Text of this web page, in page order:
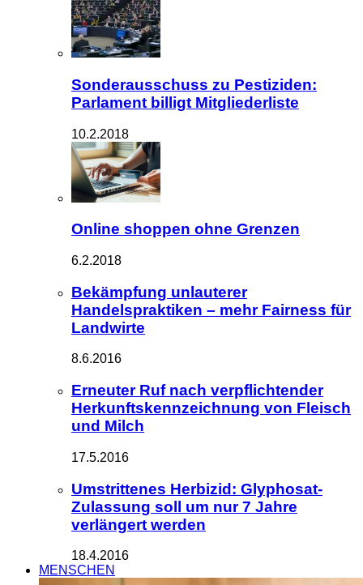
Sonderausschuss zu Pestiziden:
Parlament billigt Mitgliederliste
10.2.2018
Online shoppen ohne Grenzen
6.2.2018
Bekämpfung unlauterer
Handelspraktiken – mehr Fairness für
Landwirte
8.6.2016
Erneuter Ruf nach verpflichtender
Herkunftskennzeichnung von Fleisch
und Milch
17.5.2016
Umstrittenes Herbizid: Glyphosat-
Zulassung soll um nur 7 Jahre
verlängert werden
18.4.2016
MENSCHEN